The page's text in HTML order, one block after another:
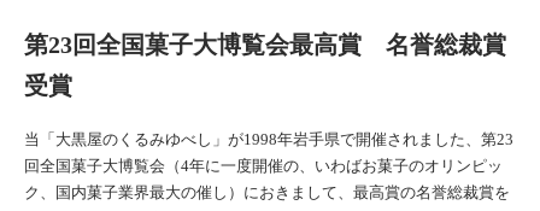
第23回全国菓子大博覧会最高賞 名誉総裁賞
受賞
当「大黒屋のくるみゆべし」が1998年岩手県で開催されました、第23
回全国菓子大博覧会（4年に一度開催の、いわばお菓子のオリンピッ
ク、国内菓子業界最大の催し）におきまして、最高賞の名誉総裁賞を